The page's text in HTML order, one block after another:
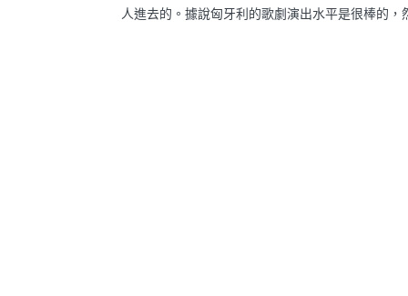
人進去的。據說匈牙利的歌劇演出水平是很棒的